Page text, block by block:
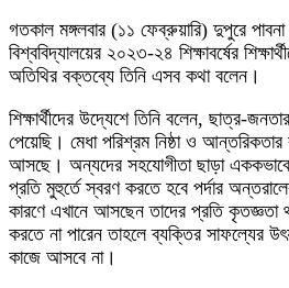
গতকাল মঙ্গলবার (১১ ফেব্রুয়ারি) দুপুরে
বিশ্ববিদ্যালয়ের ২০২৩-২৪ শিক্ষাবর্ষের
অতিথির বক্তব্যে তিনি এসব কথা বলেন।
শিক্ষার্থীদের উদ্যেশে তিনি বলেন, ছাত্র-
পেয়েছি। মেধা পরিশ্রম নিষ্ঠা ও আন্তরিকতার
আসছে। অন্যদের সহযোগীতা ছাড়া
প্রতি মুহুর্তে স্বরণ করতে হবে পর্দার
কারণে এখানে আসছেন তাদের প্রতি কৃতজ্ঞতা
করতে না পারেন তাহলে ব্যক্তির সাফল্যের
কাজে আসবে না।